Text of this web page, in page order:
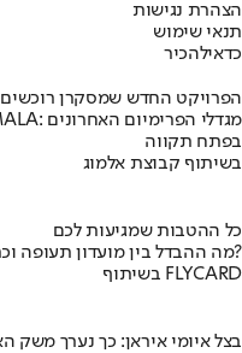
הצהרת נגישות
תנאי שימוש
כדאילהכיר
הפרויקט החדש שמסקרן
בפתח תקווה
בשיתוף קבוצת אלמוג
כל ההטבות שמגיעות לכם
מה ההבדל בין מועדון תעופה וכרטיס אשראי?
בשיתוף FLYCARD
בצל איומי איראן: כך נערך משק